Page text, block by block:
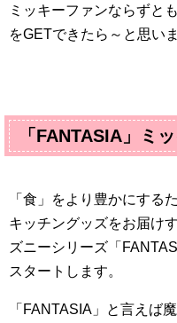
ミッキーファンならずと
をGETできたら～と思い
「 FANTASIA 」ミ
「食」をより豊かにする
キッチングッズをお届け
ズニーシリーズ「
スタートします。
「 FANTASIA 」と言えば